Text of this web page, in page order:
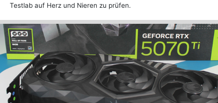
Testlab auf Herz und Nieren zu prüfen.